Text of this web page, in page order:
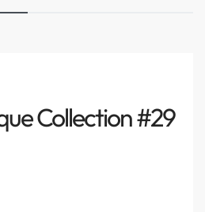
Collection #29